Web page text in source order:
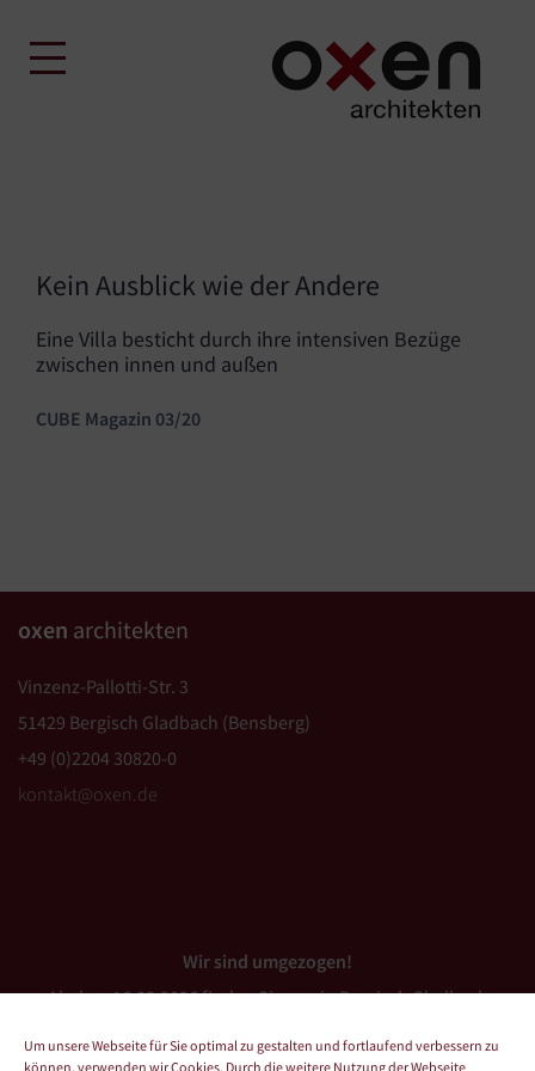
Um unsere Webseite für Sie optimal zu gestalten und fortlaufend verbessern zu
können, verwenden wir Cookies. Durch die weitere Nutzung der Webseite
Kein Ausblick wie der Andere
Eine Villa besticht durch ihre intensiven Bezüge
zwischen innen und außen
CUBE Magazin 03/20
oxen architekten
Vinzenz-Pallotti-Str. 3
51429 Bergisch Gladbach (Bensberg)
+49 (0)2204 30820-0
kontakt@oxen.de
Wir sind umgezogen!
Ab dem 16.03.2026 finden Sie uns in Bergisch Gladbach